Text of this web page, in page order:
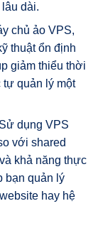
dài.
chủ ảo VPS,
thuật ổn định
giảm thiểu thời
quản lý một
Sử dụng VPS
với shared
khả năng thực
bạn quản lý
hay hệ